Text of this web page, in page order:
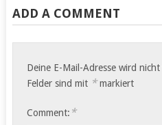
ADD A COMMENT
Deine E-Mail-Adresse wird
Felder sind mit *markiert
Comment: *